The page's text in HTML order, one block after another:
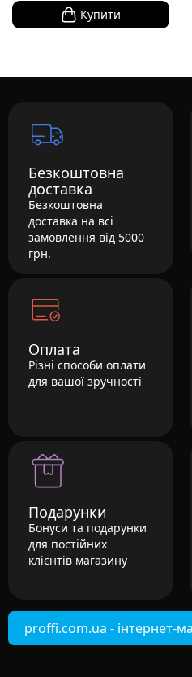
Купити
Безкоштовна
доставка
Безкоштовна
доставка на всі
замовлення від 5000
грн.
Оплата
Різні способи оплати
для вашої зручності
Подарунки
Бонуси та подарунки
для постійних
клієнтів магазину
proffi.com.ua - інтернет-